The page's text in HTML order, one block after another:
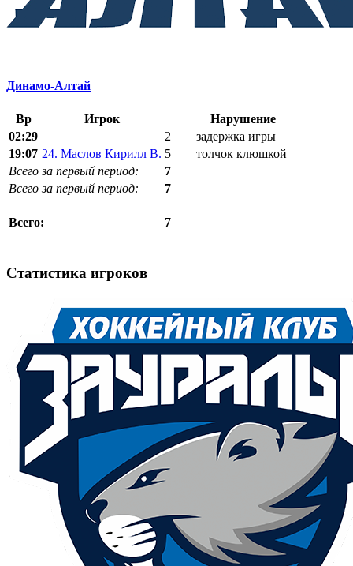
Динамо-Алтай
Вр Игрок
Нарушение
02:29
2
задержка игры
19:07 24. Маслов Кирилл В. 5
толчок клюшкой
Всего за первый период:
7
Всего за первый период:
7
Всего: 7
Статистика игроков